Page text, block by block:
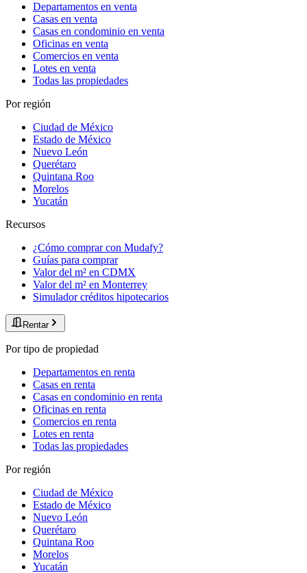
Departamentos en venta
Casas en venta
Casas en condominio en venta
Oficinas en venta
Comercios en venta
Lotes en venta
Todas las propiedades
Por región
Ciudad de México
Estado de México
Nuevo León
Querétaro
Quintana Roo
Morelos
Yucatán
Recursos
¿Cómo comprar con Mudafy?
Guías para comprar
Valor del m² en CDMX
Valor del m² en Monterrey
Simulador créditos hipotecarios
Rentar
Por tipo de propiedad
Departamentos en renta
Casas en renta
Casas en condominio en renta
Oficinas en renta
Comercios en renta
Lotes en renta
Todas las propiedades
Por región
Ciudad de México
Estado de México
Nuevo León
Querétaro
Quintana Roo
Morelos
Yucatán